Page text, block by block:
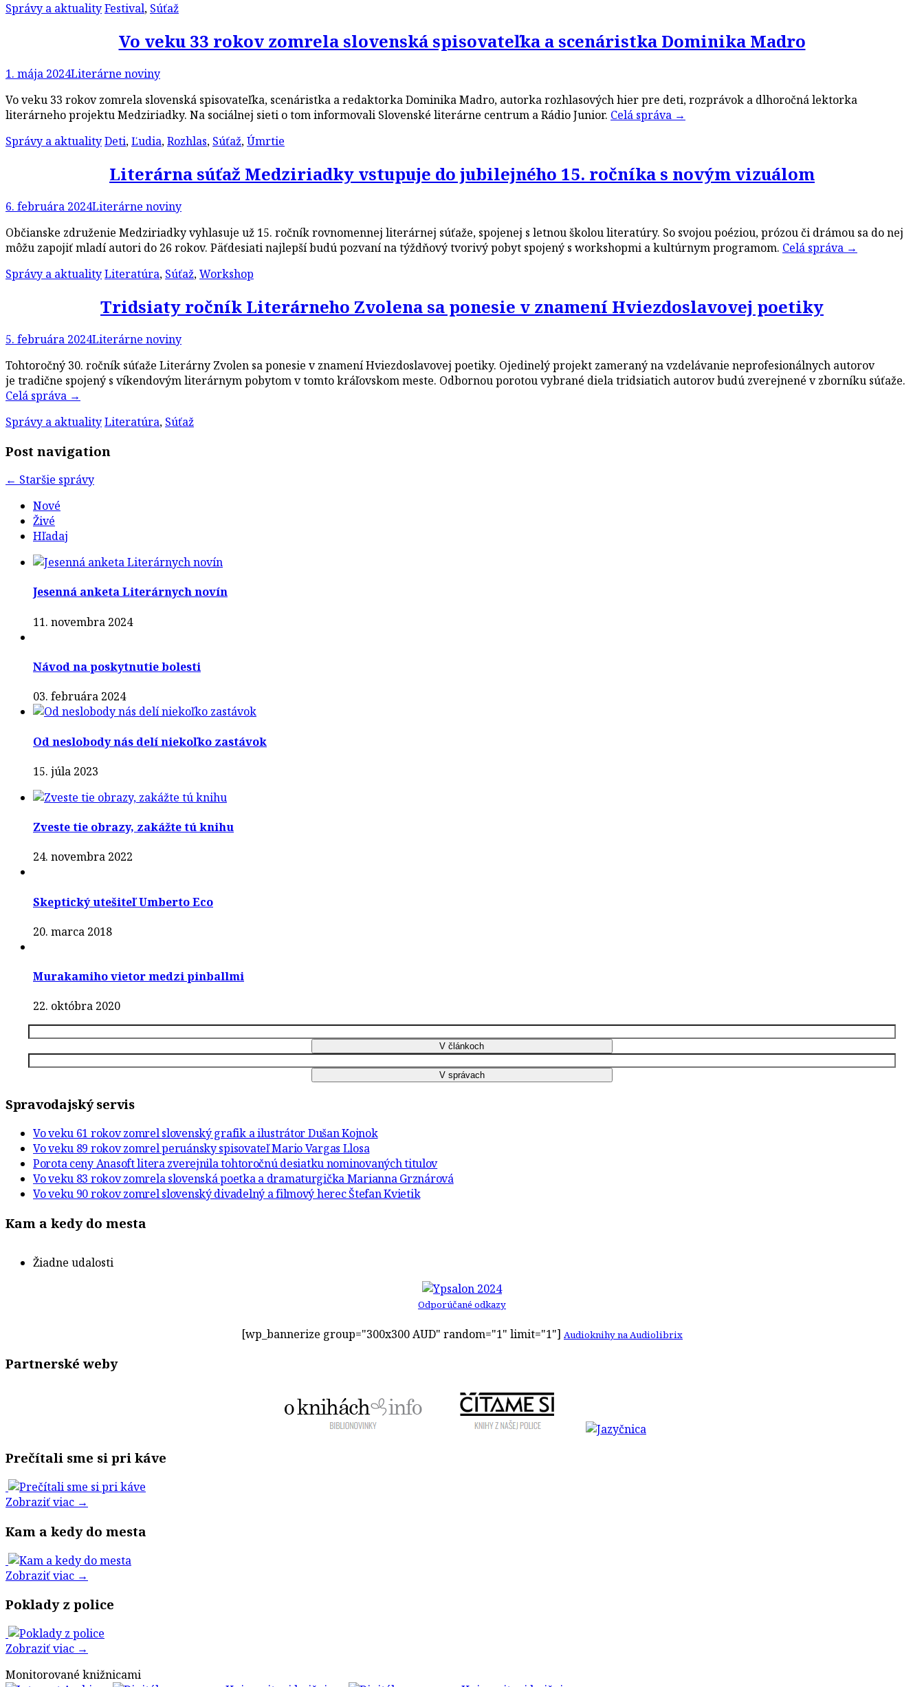
Správy a aktualityFestival, Súťaž
Vo veku 33 rokov zomrela slovenská spisovateľka a scenáristka Dominika Madro
1. mája 2024Literárne noviny
Vo veku 33 rokov zomrela slovenská spisovateľka, scenáristka a redaktorka Dominika Madro, autorka rozhlasových hier pre deti, rozprávok a dlhoročná lektorka
literárneho projektu Medziriadky. Na sociálnej sieti o tom informovali Slovenské literárne centrum a Rádio Junior. Celá správa →
Správy a aktualityDeti,Ľudia,Rozhlas, Súťaž,Úmrtie
Literárna súťaž Medziriadky vstupuje do jubilejného 15. ročníka s novým vizuálom
6. februára 2024Literárne noviny
Občianske združenie Medziriadky vyhlasuje už 15. ročník rovnomennej literárnej súťaže, spojenej s letnou školou literatúry. So svojou poéziou, prózou či drámou sa do nej
môžu zapojiť mladí autori do 26 rokov. Päťdesiati najlepší budú pozvaní na týždňový tvorivý pobyt spojený s workshopmi a kultúrnym programom. Celá správa →
Správy a aktualityLiteratúra, Súťaž,Workshop
Tridsiaty ročník Literárneho Zvolena sa ponesie v znamení Hviezdoslavovej poetiky
5. februára 2024Literárne noviny
Tohtoročný 30. ročník súťaže Literárny Zvolen sa ponesie v znamení Hviezdoslavovej poetiky. Ojedinelý projekt zameraný na vzdelávanie neprofesionálnych autorov
je tradične spojený s víkendovým literárnym pobytom v tomto kráľovskom meste. Odbornou porotou vybrané diela tridsiatich autorov budú zverejnené v zborníku súťaže.
Celá správa →
Správy a aktualityLiteratúra, Súťaž
Post navigation
← Staršie správy
Nové
Živé
Hľadaj
Jesenná anketa Literárnych novín
11. novembra 2024
Návod na poskytnutie bolesti
03. februára 2024
Od neslobody nás delí niekoľko zastávok
15. júla 2023
Zveste tie obrazy, zakážte tú knihu
24. novembra 2022
Skeptický utešiteľ Umberto Eco
20. marca 2018
Murakamiho vietor medzi pinballmi
22. októbra 2020
Spravodajský servis
Vo veku 61 rokov zomrel slovenský grafik a ilustrátor Dušan Kojnok
Vo veku 89 rokov zomrel peruánsky spisovateľ Mario Vargas Llosa
Porota ceny Anasoft litera zverejnila tohtoročnú desiatku nominovaných titulov
Vo veku 83 rokov zomrela slovenská poetka a dramaturgička Marianna Grznárová
Vo veku 90 rokov zomrel slovenský divadelný a filmový herec Štefan Kvietik
Kam a kedy do mesta
Žiadne udalosti
Odporúčané odkazy
[wp_bannerize group="300x300 AUD" random="1" limit="1"] Audioknihy na Audiolibrix
Partnerské weby
Prečítali sme si pri káve
Zobraziť viac →
Kam a kedy do mesta
Zobraziť viac →
Poklady z police
Zobraziť viac →
Monitorované knižnicami